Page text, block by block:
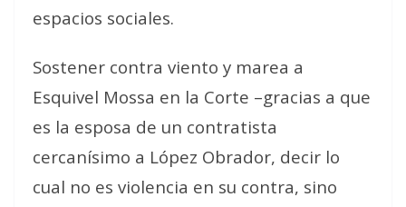
espacios sociales.
Sostener contra viento y marea a
Esquivel Mossa en la Corte –gracias a que
es la esposa de un contratista
cercanísimo a López Obrador, decir lo
cual no es violencia en su contra, sino